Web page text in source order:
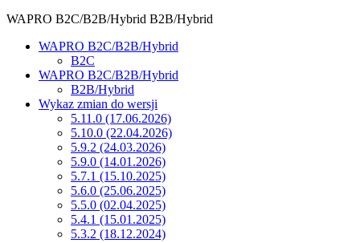
WAPRO B2C/B2B/Hybrid B2B/Hybrid
WAPRO B2C/B2B/Hybrid
B2C
WAPRO B2C/B2B/Hybrid
B2B/Hybrid
Wykaz zmian do wersji
5.11.0 (17.06.2026)
5.10.0 (22.04.2026)
5.9.2 (24.03.2026)
5.9.0 (14.01.2026)
5.7.1 (15.10.2025)
5.6.0 (25.06.2025)
5.5.0 (02.04.2025)
5.4.1 (15.01.2025)
5.3.2 (18.12.2024)